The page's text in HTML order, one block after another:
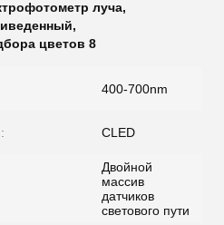
луча,
,
цветов 8
400-700nm
CLED
Двойной
массив
датчиков
светового пути